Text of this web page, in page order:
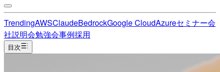
TrendingAWSClaudeBedrockGoogle CloudAzureセミナー会
社説明会勉強会事例採用
目次